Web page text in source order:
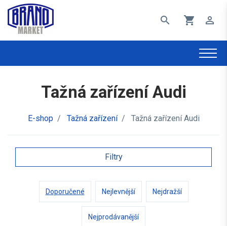
search shopping_cart perm_identity
Tažná zařízení Audi
E-shop / Tažná zařízení / Tažná zařízení Audi
Filtry
Doporučené Nejlevnější Nejdražší
Nejprodávanější